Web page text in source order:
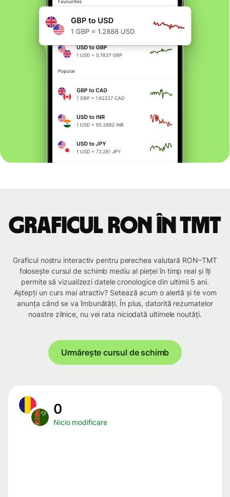
Graficul RON în TMT
Graficul nostru interactiv pentru perechea valutară RON–TMT
folosește cursul de schimb mediu al pieței în timp real și îți
permite să vizualizezi datele cronologice din ultimii 5 ani.
Aștepți un curs mai atractiv? Setează acum o alertă și te vom
anunța când se va îmbunătăți. În plus, datorită rezumatelor
noastre zilnice, nu vei rata niciodată ultimele noutăți.
Urmărește cursul de schimb
0
Nicio modificare